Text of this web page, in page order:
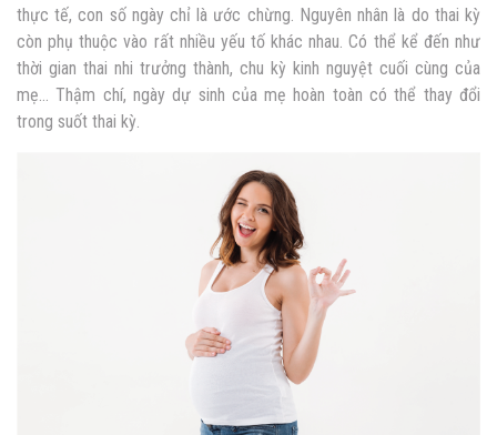
thực tế, con số ngày chỉ là ước chừng. Nguyên nhân là do thai kỳ
còn phụ thuộc vào rất nhiều yếu tố khác nhau. Có thể kể đến như
thời gian thai nhi trưởng thành, chu kỳ kinh nguyệt cuối cùng của
mẹ… Thậm chí, ngày dự sinh của mẹ hoàn toàn có thể thay đổi
trong suốt thai kỳ.